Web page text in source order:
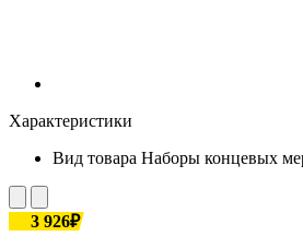
Характеристики
Вид товара Наборы концевых
3 926₽